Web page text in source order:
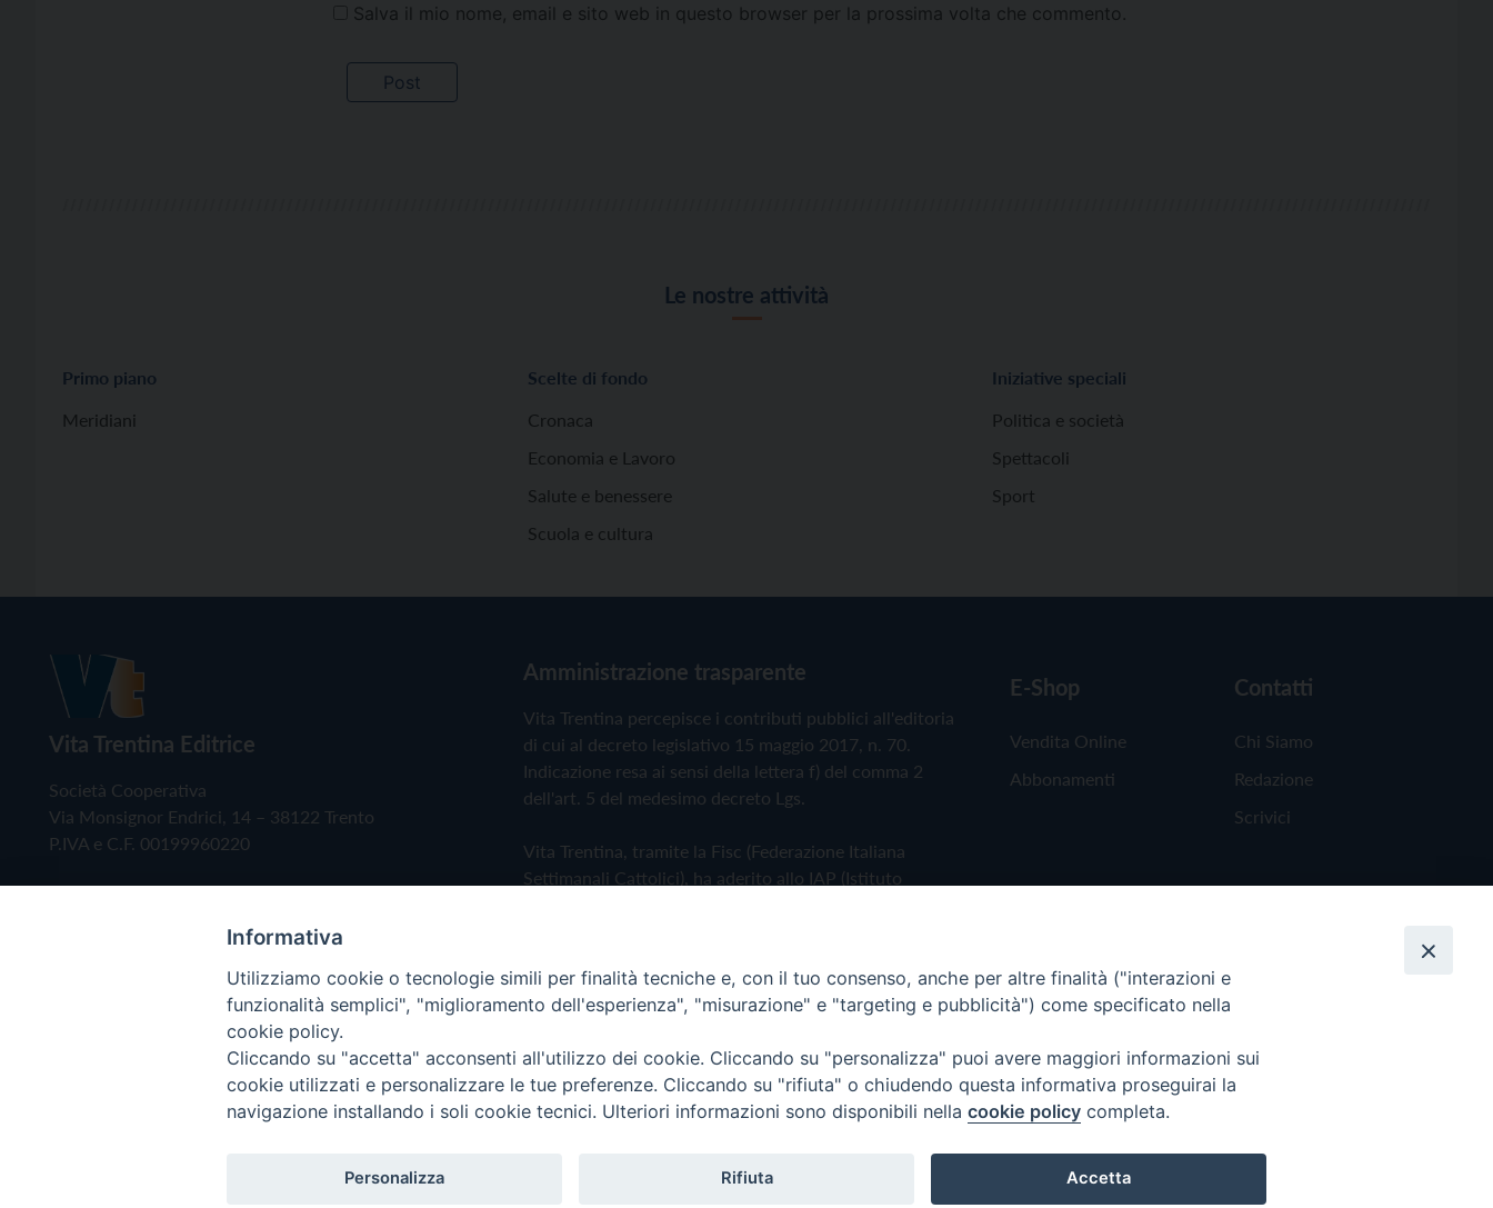
Salva il mio nome, email e sito web in questo browser per la prossima volta che commento.
Le nostre attività
Primo piano
Meridiani
Scelte di fondo
Cronaca
Economia e Lavoro
Salute e benessere
Scuola e cultura
Iniziative speciali
Politica e società
Spettacoli
Sport
Vita Trentina Editrice
Società Cooperativa
Via Monsignor Endrici, 14 – 38122 Trento
P.IVA e C.F. 00199960220
Amministrazione trasparente
Vita Trentina percepisce i contributi pubblici all'editoria
di cui al decreto legislativo 15 maggio 2017, n. 70.
Indicazione resa ai sensi della lettera f) del comma 2
dell'art. 5 del medesimo decreto Lgs.
Vita Trentina, tramite la Fisc (Federazione Italiana
Settimanali Cattolici), ha aderito allo IAP (Istituto
Privacy Policy Cookie Policy
E-Shop
Vendita Online
Abbonamenti
Contatti
Chi Siamo
Redazione
Scrivici
Copyright © 2019 - Tutti i diritti riservati - Vita Trentina Editrice
Informativa
Utilizziamo cookie o tecnologie simili per finalità tecniche e, con il tuo consenso, anche per altre finalità ("interazioni e
funzionalità semplici", "miglioramento dell'esperienza", "misurazione" e "targeting e pubblicità") come specificato nella
cookie policy.
Cliccando su "accetta" acconsenti all'utilizzo dei cookie. Cliccando su "personalizza" puoi avere maggiori informazioni sui
cookie utilizzati e personalizzare le tue preferenze. Cliccando su "rifiuta" o chiudendo questa informativa proseguirai la
navigazione installando i soli cookie tecnici. Ulteriori informazioni sono disponibili nella cookie policy completa.
Personalizza Rifiuta Accetta